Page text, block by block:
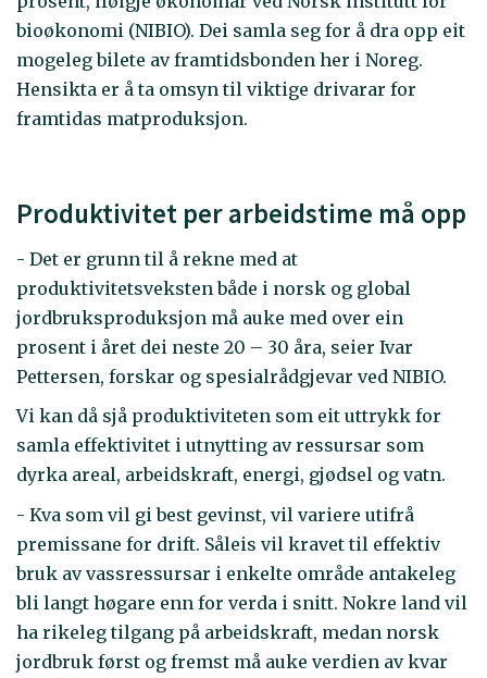
bioøkonomi (NIBIO). Dei samla seg for å dra opp eit
mogeleg bilete av framtidsbonden her i Noreg.
Hensikta er å ta omsyn til viktige drivarar for
framtidas matproduksjon.
Produktivitet per arbeidstime må opp
- Det er grunn til å rekne med at
produktivitetsveksten både i norsk og global
jordbruksproduksjon må auke med over ein
prosent i året dei neste 20 – 30 åra, seier Ivar
Pettersen, forskar og spesialrådgjevar ved NIBIO.
Vi kan då sjå produktiviteten som eit uttrykk for
samla effektivitet i utnytting av ressursar som
dyrka areal, arbeidskraft, energi, gjødsel og vatn.
- Kva som vil gi best gevinst, vil variere utifrå
premissane for drift. Såleis vil kravet til effektiv
bruk av vassressursar i enkelte område antakeleg
bli langt høgare enn for verda i snitt. Nokre land vil
ha rikeleg tilgang på arbeidskraft, medan norsk
jordbruk først og fremst må auke verdien av kvar